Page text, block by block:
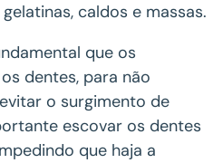
caldos e massas.
que os
dentes, para não
o surgimento de
escovar os dentes
que haja a